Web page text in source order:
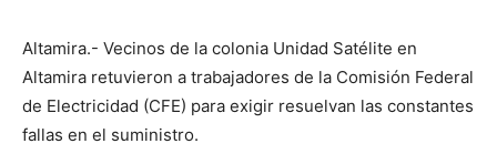
Altamira.- Vecinos de la colonia Unidad Satélite en
Altamira retuvieron a trabajadores de la Comisión Federal
de Electricidad (CFE) para exigir resuelvan las constantes
fallas en el suministro.